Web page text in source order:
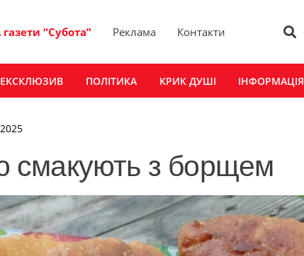
“Субота” Реклама Контакти
ПОЛІТИКА КРИК ДУШІ ІНФОРМАЦІЯ
смакують з борщем